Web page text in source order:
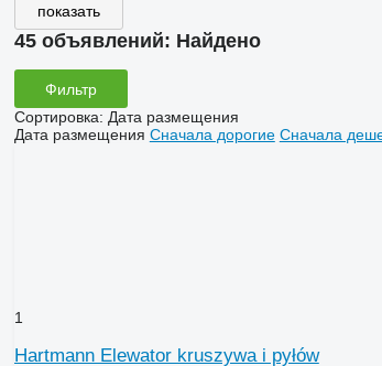
показать
45 объявлений: Найдено
Фильтр
Сортировка: Дата размещения
Дата размещения Сначала дорогие Сначала
1
Hartmann Elewator kruszywa i pyłów